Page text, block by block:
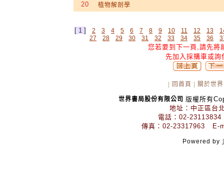
20 植物解剖學
[ 1 ] 2 3 4 5 6 7 8 9 10 11 12 13
27
28 29 30 31 32 33 34 35 36
您若要到下一頁,請先將
先加入採購車或
回首頁 關於世界
世界書局股份有限公司 版權所有
地址：中正區台
電話：02-
傳真：02-23317963 E-
Powered by